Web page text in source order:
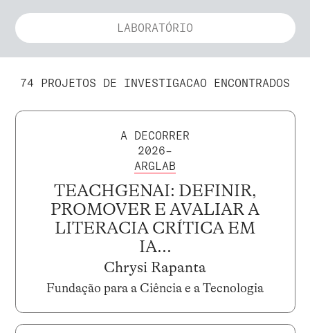
LABORATÓRIO
74 PROJETOS DE INVESTIGACAO ENCONTRADOS
A DECORRER
2026–
ARGLAB
TEACHGENAI: DEFINIR,
PROMOVER E AVALIAR A
LITERACIA CRÍTICA EM
IA...
Chrysi Rapanta
Fundação para a Ciência e a Tecnologia